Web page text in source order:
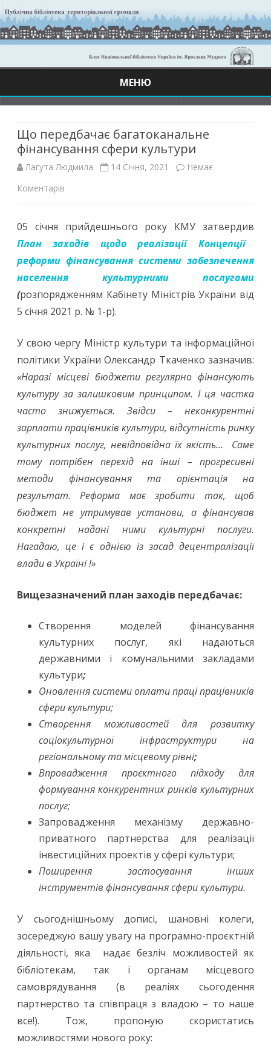
МЕНЮ
Що передбачає багатоканальне
фінансування сфери культури
Лагута Людмила 14 Січня, 2021
Немає
Коментарів
передбачає
багатоканальне
сфери
культури
05 січня прийдешнього року КМУ затвердив
План заходів щодо реалізації Концепції
реформи фінансування системи забезпечення
населення культурними послугами
(розпорядженням Кабінету Міністрів України від
5 січня 2021 р. № 1-р).
У свою чергу Міністр культури та інформаційної
політики України Олександр Ткаченко зазначив:
«Наразі місцеві бюджети регулярно фінансують
культуру за залишковим принципом. І ця частка
часто знижується. Звідси – неконкурентні
зарплати працівників культури, відсутність ринку
культурних послуг, невідповідна їх якість… Саме
тому потрібен перехід на інші – прогресивні
методи фінансування та орієнтація на
результат. Реформа має зробити так, щоб
бюджет не утримував установи, а фінансував
конкретні надані ними культурні послуги.
Нагадаю, це і є однією із засад децентралізації
влади в Україні !»
Вищезазначений план заходів передбачає:
Створення моделей фінансування
культурних послуг, які надаються
державними і комунальними закладами
культури;
Оновлення системи оплати праці працівників
сфери культури;
Створення можливостей для розвитку
соціокультурної інфраструктури на
регіональному та місцевому рівні;
Впровадження проєктного підходу для
формування конкурентних ринків культурних
послуг;
Запровадження механізму державно-
приватного партнерства для реалізації
інвестиційних проектів у сфері культури;
Поширення застосування інших
інструментів фінансування сфери культури.
У сьогоднішньому дописі, шановні колеги,
зосереджую вашу увагу на програмно-проєктній
діяльності, яка надає безліч можливостей як
бібліотекам, так і органам місцевого
самоврядування (в реаліях сьогодення
партнерство та співпраця з владою – то наше
все!). Тож, пропоную скористатись
можливостями нового року: